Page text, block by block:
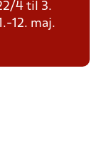
4 til 3.
12. maj.